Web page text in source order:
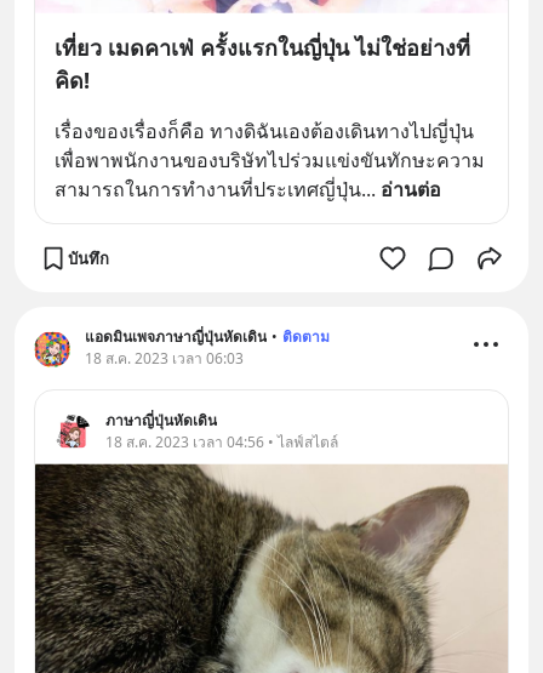
เที่ยว เมดคาเฟ่ ครั้งแรกในญี่ปุ่น ไม่ใช่อย่างที่
คิด!
เรื่องของเรื่องก็คือ ทางดิฉันเองต้องเดินทางไปญี่ปุ่น
เพื่อพาพนักงานของบริษัทไปร่วมแข่งขันทักษะความ
สามารถในการทำงานที่ประเทศญี่ปุ่น... อ่านต่อ
บันทึก
แอดมินเพจภาษาญี่ปุ่นหัดเดิน • ติดตาม
18 ส.ค. 2023 เวลา 06:03
ภาษาญี่ปุ่นหัดเดิน
18 ส.ค. 2023 เวลา 04:56 • ไลฟ์สไตล์